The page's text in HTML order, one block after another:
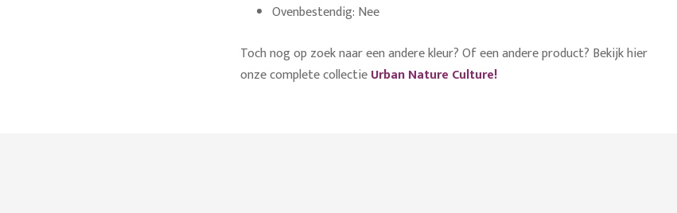
Ovenbestendig: Nee
Toch nog op zoek naar een andere kleur? Of een andere product? Bekijk hier
onze complete collectieUrban Nature Culture!